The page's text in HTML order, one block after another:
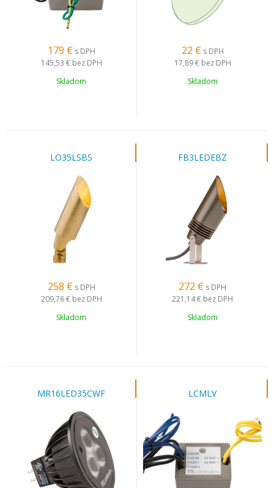
179 € s DPH
145,53 € bez DPH
Skladom
22 € s DPH
17,89 € bez DPH
Skladom
LO35LSBS
258 € s DPH
209,76 € bez DPH
Skladom
FB3LEDEBZ
272 € s DPH
221,14 € bez DPH
Skladom
MR16LED35CWF LCMLV